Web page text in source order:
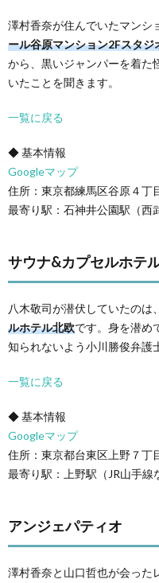
澤村香奈が住んでいたマンシ
ール谷原マンション2Fスタジ
から、黒いジャンパーを着た
いたことを聞きます。
一覧に戻る
◆ 基本情報
Googleマップ
住所：東京都練馬区谷原４丁
最寄り駅：石神井公園駅（西
サウナ&カプセルホテ
八木敬司が潜伏していたのは、
ルホテル北欧です。身を潜め
知られないよう小川勝俊弁護
一覧に戻る
◆ 基本情報
Googleマップ
住所：東京都台東区上野７丁
最寄り駅：上野駅（JR山手線
アンジェパティオ
澤村香奈と山口哲也が会った